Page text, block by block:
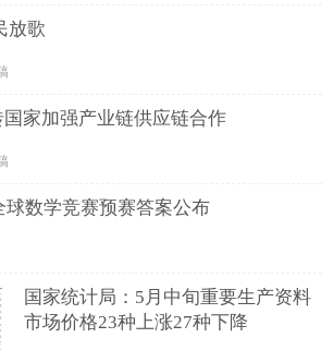
放歌
家加强产业链供应链合作
球数学竞赛预赛答案公布
国家统计局：5月中旬重要生产资料
市场价格23种上涨27种下降